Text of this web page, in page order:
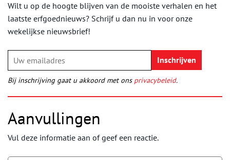
Wilt u op de hoogte blijven van de mooiste verhalen en het
laatste erfgoednieuws? Schrijf u dan nu in voor onze
wekelijkse nieuwsbrief!
Bij inschrijving gaat u akkoord met ons privacybeleid.
Aanvullingen
Vul deze informatie aan of geef een reactie.